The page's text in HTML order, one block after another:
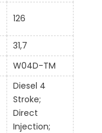
126
31,7
W04D-TM
Diesel 4
Stroke;
Direct
Injection;